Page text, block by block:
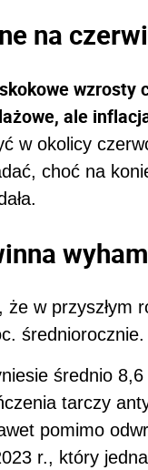
na
wzrosty
ale
w okolicy
choć na
w przyszłym
średniorocznie.
średnio
tarczy
pomimo
r., który